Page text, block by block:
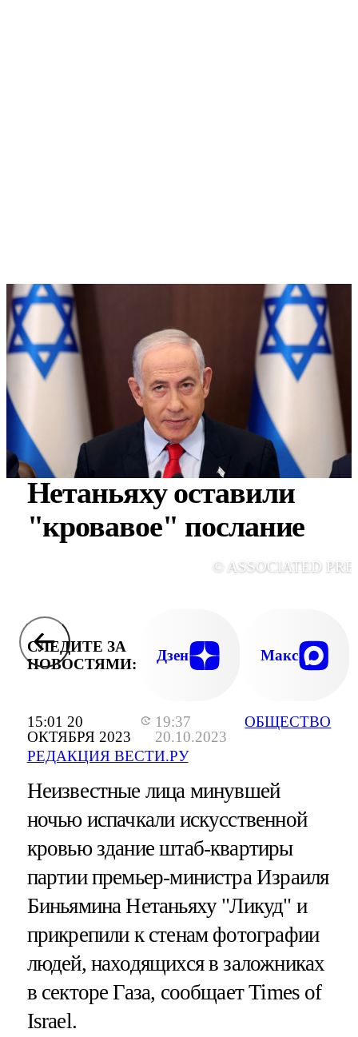
15:01 20
ОКТЯБРЯ 2023
19:37
20.10.2023
РЕДАКЦИЯ ВЕСТИ.РУ
ОБЩЕСТВО
Нетаньяху оставили
"кровавое" послание
© ASSOCIATED
СЛЕДИТЕ ЗА
НОВОСТЯМИ:
Дзен Макс
Неизвестные лица минувшей
ночью испачкали искусственной
кровью здание штаб-квартиры
партии премьер-министра Израиля
Биньямина Нетаньяху "Ликуд" и
прикрепили к стенам фотографии
людей, находящихся в заложниках
в секторе Газа, сообщает Times of
Israel.